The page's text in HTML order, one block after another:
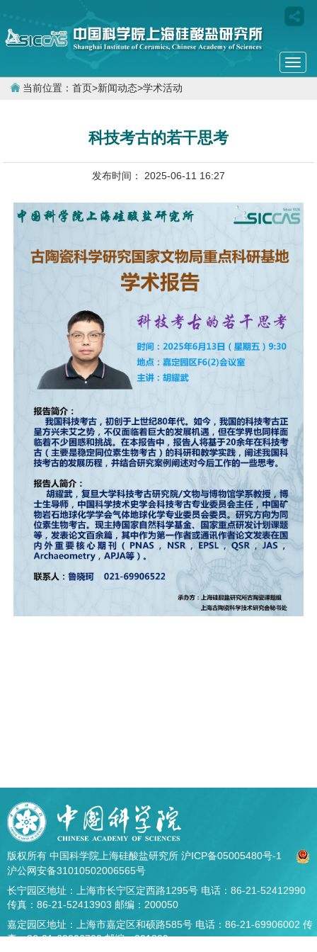
当前位置： 首页>新闻动态>学术活动
科技考古的若干思考
发布时间： 2025-06-11 16:27
版权所有 中国科学院上海硅酸盐研究所 沪ICP备05005480号-1
沪公网安备31010502006565号
长宁园区地址：上海市长宁区定西路1295号 电话：86-21-52412990
传真：86-21-52413903 邮编：200050
嘉定园区地址：上海市嘉定区和硕路585号 电话：86-21-69906002 传
真：86-21-69906700 邮编：201899